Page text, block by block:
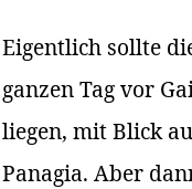
Eigentlich sollte
ganzen Tag vor
liegen, mit Blick
Panagia. Aber